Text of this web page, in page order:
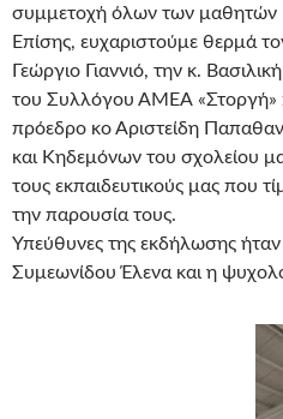
συμμετοχή όλων των μαθητών
Επίσης, ευχαριστούμε θερμά
Γεώργιο Γιαννιό, την κ.
του Συλλόγου ΑΜΕΑ «Στοργή»
πρόεδρο κο Αριστείδη
και Κηδεμόνων του σχολείου
τους εκπαιδευτικούς μας που
την παρουσία τους.
Υπεύθυνες της εκδήλωσης
Συμεωνίδου Έλενα και η